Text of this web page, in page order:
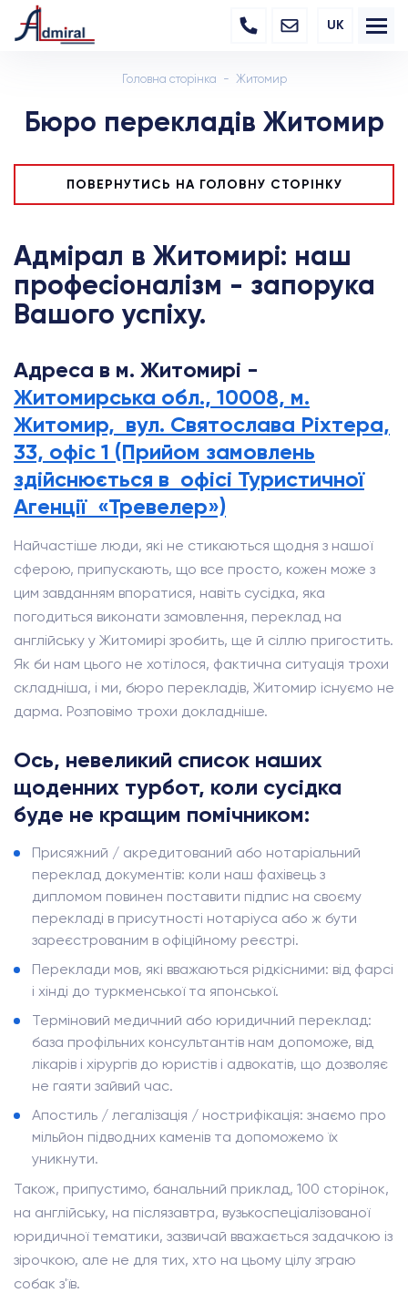
UK
Головна сторінка Житомир
Бюро перекладів Житомир
ПОВЕРНУТИСЬ НА ГОЛОВНУ СТОРІНКУ
Адмірал в Житомирі: наш
професіоналізм - запорука
Вашого успіху.
Адреса в м. Житомирі -
Житомирська обл., 10008, м.
Житомир, вул. Святослава Ріхтера,
33, офіс 1 (Прийом замовлень
здійснюється в офісі Туристичної
Агенції «Тревелер»)
Найчастіше люди, які не стикаються щодня з нашої
сферою, припускають, що все просто, кожен може з
цим завданням впоратися, навіть сусідка, яка
погодиться виконати замовлення, переклад на
англійську у Житомирі зробить, ще й сіллю пригостить.
Як би нам цього не хотілося, фактична ситуація трохи
складніша, і ми, бюро перекладів, Житомир існуємо не
дарма. Розповімо трохи докладніше.
Ось, невеликий список наших
щоденних турбот, коли сусідка
буде не кращим помічником:
Присяжний / акредитований або нотаріальний
переклад документів: коли наш фахівець з
дипломом повинен поставити підпис на своєму
перекладі в присутності нотаріуса або ж бути
зареєстрованим в офіційному реєстрі.
Переклади мов, які вважаються рідкісними: від фарсі
і хінді до туркменської та японської.
Терміновий медичний або юридичний переклад:
база профільних консультантів нам допоможе, від
лікарів і хірургів до юристів і адвокатів, що дозволяє
не гаяти зайвий час.
Апостиль / легалізація / нострифікація: знаємо про
мільйон підводних каменів та допоможемо їх
уникнути.
Також, припустимо, банальний приклад, 100 сторінок,
на англійську, на післязавтра, вузькоспеціалізованої
юридичної тематики, зазвичай вважається задачкою із
зірочкою, але не для тих, хто на цьому цілу зграю
собак з'їв.